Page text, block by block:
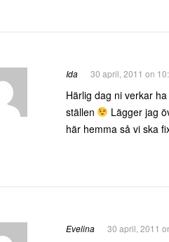
Ida 30 april, 2011 on
Härlig dag ni verkar
ställen
Lägger jag
här hemma så vi ska
Evelina 30 april, 2011